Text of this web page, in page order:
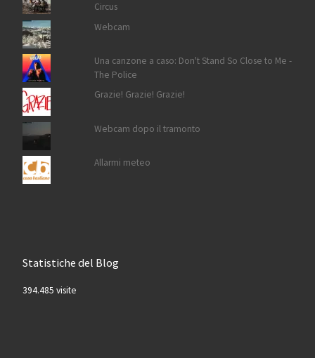
Circus
Webcam
Una canzone a caso: Don't Stand So Close to Me -
The Police
Grazie! Grazie! Grazie!
Webcam dopo il tramonto
Allarmi meteo
Statistiche del Blog
394.485 visite